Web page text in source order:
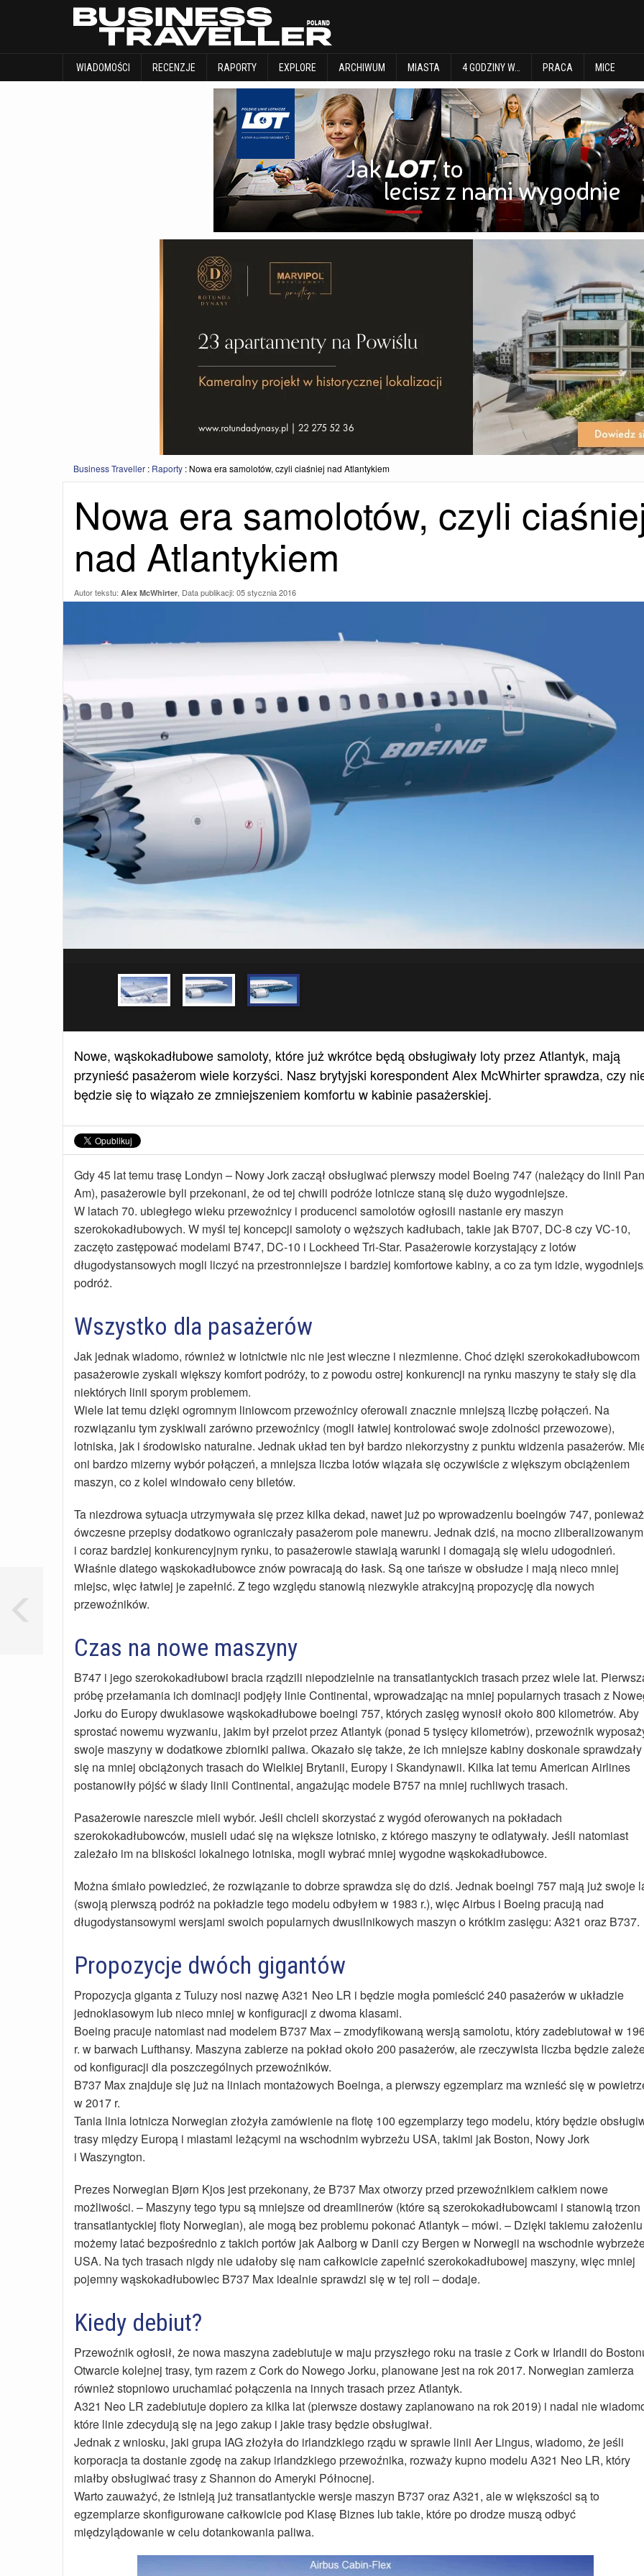
WIADOMOŚCI RECENZJE RAPORTY EXPLORE ARCHIWUM MIASTA 4 GODZINY W… PRACA MICE
WIADOMOŚCI RECENZJE
Business Traveller : Raporty : Nowa era samolotów, czyli ciaśniej nad Atlantykiem
Nowa era samolotów, czyli
nad Atlantykiem
Autor tekstu: Alex McWhirter, Data publikacji: 05 stycznia 2016
Nowe, wąskokadłubowe samoloty, które już wkrótce będą obsługiwały loty przez Atlantyk, mają
przynieść pasażerom wiele korzyści. Nasz brytyjski korespondent Alex McWhirter sprawdza, czy
będzie się to wiązało ze zmniejszeniem komfortu w kabinie pasażerskiej.
Gdy 45 lat temu trasę Londyn – Nowy Jork zaczął obsługiwać pierwszy model Boeing 747 (należący do linii Pan
Am), pasażerowie byli przekonani, że od tej chwili podróże lotnicze staną się dużo wygodniejsze.
W latach 70. ubiegłego wieku przewoźnicy i producenci samolotów ogłosili nastanie ery maszyn
szerokokadłubowych. W myśl tej koncepcji samoloty o węższych kadłubach, takie jak B707, DC-8 czy VC-10,
zaczęto zastępować modelami B747, DC-10 i Lockheed Tri-Star. Pasażerowie korzystający z lotów
długodystansowych mogli liczyć na przestronniejsze i bardziej komfortowe kabiny, a co za tym idzie,
podróż.
Wszystko dla pasażerów
Jak jednak wiadomo, również w lotnictwie nic nie jest wieczne i niezmienne. Choć dzięki szerokokadłubowcom
pasażerowie zyskali większy komfort podróży, to z powodu ostrej konkurencji na rynku maszyny te stały się dla
niektórych linii sporym problemem.
Wiele lat temu dzięki ogromnym liniowcom przewoźnicy oferowali znacznie mniejszą liczbę połączeń. Na
rozwiązaniu tym zyskiwali zarówno przewoźnicy (mogli łatwiej kontrolować swoje zdolności przewozowe),
lotniska, jak i środowisko naturalne. Jednak układ ten był bardzo niekorzystny z punktu widzenia pasażerów.
oni bardzo mizerny wybór połączeń, a mniejsza liczba lotów wiązała się oczywiście z większym obciążeniem
maszyn, co z kolei windowało ceny biletów.
Ta niezdrowa sytuacja utrzymywała się przez kilka dekad, nawet już po wprowadzeniu boeingów 747, ponieważ
ówczesne przepisy dodatkowo ograniczały pasażerom pole manewru. Jednak dziś, na mocno zliberalizowanym
i coraz bardziej konkurencyjnym rynku, to pasażerowie stawiają warunki i domagają się wielu udogodnień.
Właśnie dlatego wąskokadłubowce znów powracają do łask. Są one tańsze w obsłudze i mają nieco mniej
miejsc, więc łatwiej je zapełnić. Z tego względu stanowią niezwykle atrakcyjną propozycję dla nowych
przewoźników.
Czas na nowe maszyny
B747 i jego szerokokadłubowi bracia rządzili niepodzielnie na transatlantyckich trasach przez wiele lat.
próbę przełamania ich dominacji podjęły linie Continental, wprowadzając na mniej popularnych trasach z
Jorku do Europy dwuklasowe wąskokadłubowe boeingi 757, których zasięg wynosił około 800 kilometrów. Aby
sprostać nowemu wyzwaniu, jakim był przelot przez Atlantyk (ponad 5 tysięcy kilometrów), przewoźnik
swoje maszyny w dodatkowe zbiorniki paliwa. Okazało się także, że ich mniejsze kabiny doskonale sprawdzały
się na mniej obciążonych trasach do Wielkiej Brytanii, Europy i Skandynawii. Kilka lat temu American Airlines
postanowiły pójść w ślady linii Continental, angażując modele B757 na mniej ruchliwych trasach.
Pasażerowie nareszcie mieli wybór. Jeśli chcieli skorzystać z wygód oferowanych na pokładach
szerokokadłubowców, musieli udać się na większe lotnisko, z którego maszyny te odlatywały. Jeśli natomiast
zależało im na bliskości lokalnego lotniska, mogli wybrać mniej wygodne wąskokadłubowce.
Można śmiało powiedzieć, że rozwiązanie to dobrze sprawdza się do dziś. Jednak boeingi 757 mają już swoje
(swoją pierwszą podróż na pokładzie tego modelu odbyłem w 1983 r.), więc Airbus i Boeing pracują nad
długodystansowymi wersjami swoich popularnych dwusilnikowych maszyn o krótkim zasięgu: A321 oraz B737.
Propozycje dwóch gigantów
Propozycja giganta z Tuluzy nosi nazwę A321 Neo LR i będzie mogła pomieścić 240 pasażerów w układzie
jednoklasowym lub nieco mniej w konfiguracji z dwoma klasami.
Boeing pracuje natomiast nad modelem B737 Max – zmodyfikowaną wersją samolotu, który zadebiutował w
r. w barwach Lufthansy. Maszyna zabierze na pokład około 200 pasażerów, ale rzeczywista liczba będzie
od konfiguracji dla poszczególnych przewoźników.
B737 Max znajduje się już na liniach montażowych Boeinga, a pierwszy egzemplarz ma wznieść się w
w 2017 r.
Tania linia lotnicza Norwegian złożyła zamówienie na flotę 100 egzemplarzy tego modelu, który będzie
trasy między Europą i miastami leżącymi na wschodnim wybrzeżu USA, takimi jak Boston, Nowy Jork
i Waszyngton.
Prezes Norwegian Bjørn Kjos jest przekonany, że B737 Max otworzy przed przewoźnikiem całkiem nowe
możliwości. – Maszyny tego typu są mniejsze od dreamlinerów (które są szerokokadłubowcami i stanowią trzon
transatlantyckiej floty Norwegian), ale mogą bez problemu pokonać Atlantyk – mówi. – Dzięki takiemu założeniu
możemy latać bezpośrednio z takich portów jak Aalborg w Danii czy Bergen w Norwegii na wschodnie
USA. Na tych trasach nigdy nie udałoby się nam całkowicie zapełnić szerokokadłubowej maszyny, więc mniej
pojemny wąskokadłubowiec B737 Max idealnie sprawdzi się w tej roli – dodaje.
Kiedy debiut?
Przewoźnik ogłosił, że nowa maszyna zadebiutuje w maju przyszłego roku na trasie z Cork w Irlandii do
Otwarcie kolejnej trasy, tym razem z Cork do Nowego Jorku, planowane jest na rok 2017. Norwegian zamierza
również stopniowo uruchamiać połączenia na innych trasach przez Atlantyk.
A321 Neo LR zadebiutuje dopiero za kilka lat (pierwsze dostawy zaplanowano na rok 2019) i nadal nie
które linie zdecydują się na jego zakup i jakie trasy będzie obsługiwał.
Jednak z wniosku, jaki grupa IAG złożyła do irlandzkiego rządu w sprawie linii Aer Lingus, wiadomo, że jeśli
korporacja ta dostanie zgodę na zakup irlandzkiego przewoźnika, rozważy kupno modelu A321 Neo LR, który
miałby obsługiwać trasy z Shannon do Ameryki Północnej.
Warto zauważyć, że istnieją już transatlantyckie wersje maszyn B737 oraz A321, ale w większości są to
egzemplarze skonfigurowane całkowicie pod Klasę Biznes lub takie, które po drodze muszą odbyć
międzylądowanie w celu dotankowania paliwa.